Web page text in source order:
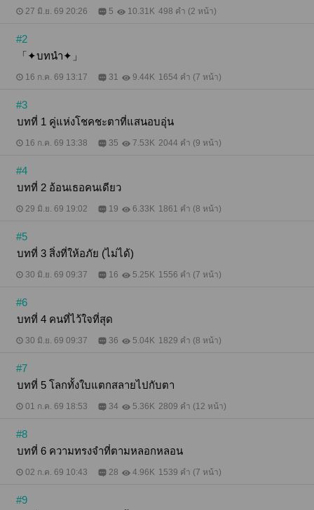
เจอกันนานสภาพดูไม่ได้เหมือนเดิมเลยนะ..." "คุณตั้งใจ
กลับมาเพื่อแก้แค้นผมสินะ" "ไม่คิดว่ากูจะคิดถึงคู่โชค
อยู่ดี" -------------------- จำนวน 98,000+ คำ 35 ตอนหลัก
27 มิ.ย. 69 20:26 5 10.31K 498 คำ (2 หน้า)
#2
「✦บทนำ✦」
16 ก.ค. 69 13:17 31 9.44K 1654 คำ (7 หน้า)
#3
บทที่ 1 คู่แห่งโชคชะตาที่แสนอบอุ่น
16 ก.ค. 69 13:38 35 7.53K 2044 คำ (9 หน้า)
#4
บทที่ 2 อ้อนเธอคนเดียว
29 มิ.ย. 69 19:02 19 6.33K 1861 คำ (8 หน้า)
#5
บทที่ 3 สิ่งที่ให้อภัย (ไม่ได้)
30 มิ.ย. 69 09:37 16 5.25K 1556 คำ (7 หน้า)
#6
บทที่ 4 คนที่ไว้ใจที่สุด
30 มิ.ย. 69 09:37 36 5.04K 1829 คำ (8 หน้า)
#7
บทที่ 5 โลกทั้งใบแตกสลายไปกับตา
01 ก.ค. 69 18:53 34 5.36K 2809 คำ (12 หน้า)
#8
บทที่ 6 ความทรงจำที่ตามหลอกหลอน
02 ก.ค. 69 10:43 28 4.96K 1539 คำ (7 หน้า)
#9